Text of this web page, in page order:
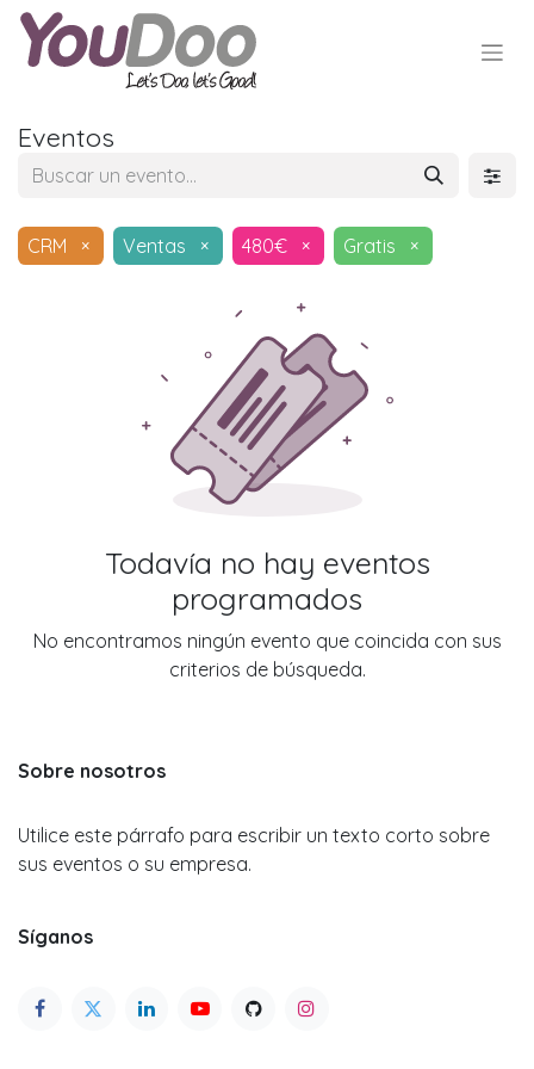
Eventos
CRM × Ventas × 480€ × Gratis ×
Todavía no hay eventos
programados
No encontramos ningún evento que coincida con sus
criterios de búsqueda.
Sobre nosotros
Utilice este párrafo para escribir un texto corto sobre
sus eventos o su empresa.
Síganos